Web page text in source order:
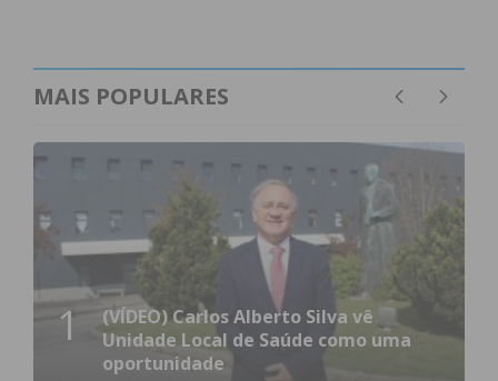
MAIS POPULARES
1
(VÍDEO) Carlos Alberto Silva vê
Unidade Local de Saúde como uma
oportunidade